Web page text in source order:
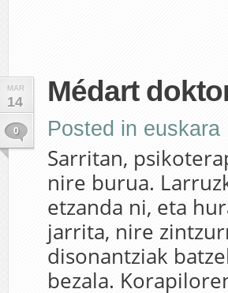
MAR
14
0
Médart
Posted in euskara
Sarritan,
nire burua.
etzanda ni, eta
jarrita, nire
disonantziak
bezala.